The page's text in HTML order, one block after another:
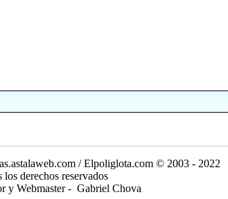
/ Elpoliglota.com © 2003 - 2022
los derechos reservados
y Webmaster - Gabriel Chova